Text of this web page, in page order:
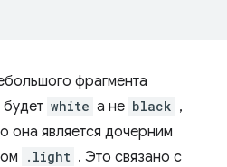
фрагмента
будет white а не black ,
она является дочерним
.light . Это связано с